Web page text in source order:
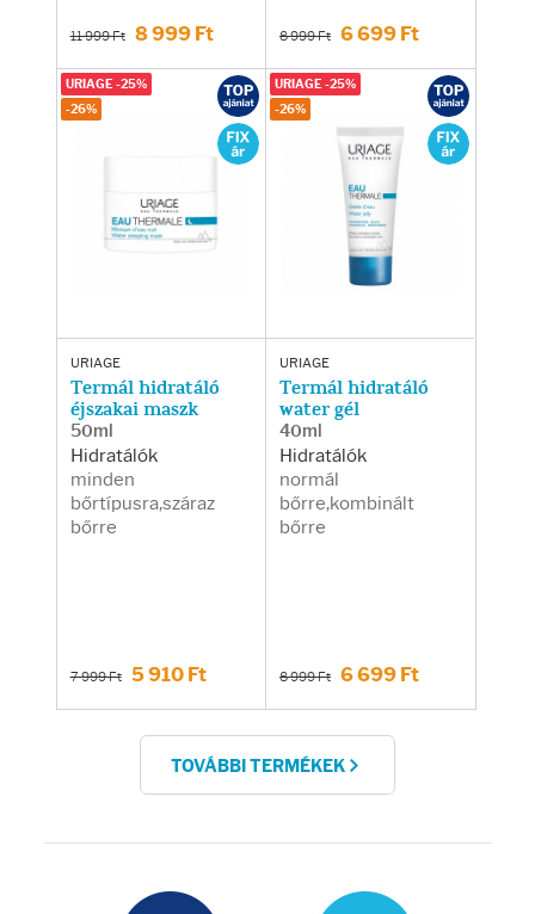
11 999 Ft 8 999 Ft 8 999 Ft 6 699 Ft
URIAGE
Termál hidratáló
éjszakai maszk
50ml
Hidratálók
minden
bőrtípusra,száraz
bőrre
7 999 Ft 5 910 Ft
URIAGE -25%
-26%
URIAGE
Termál hidratáló
water gél
40ml
Hidratálók
normál
bőrre,kombinált
bőrre
8 999 Ft 6 699 Ft
URIAGE -25%
-26%
TOVÁBBI TERMÉKEK